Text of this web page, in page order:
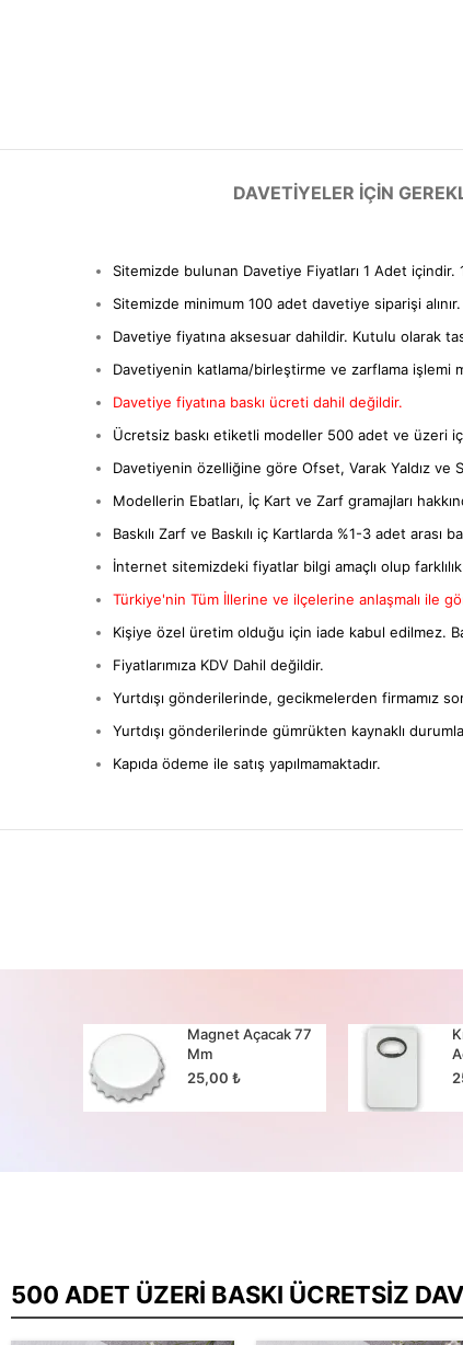
DAVETIYELER IÇIN
Sitemizde bulunan Davetiye Fiyatları 1 Adet içindir.
Sitemizde minimum 100 adet davetiye siparişi alınır.
Davetiye fiyatına aksesuar dahildir. Kutulu olarak
Davetiyenin katlama/birleştirme ve zarflama işlemi
Davetiye fiyatına baskı ücreti dahil değildir.
Ücretsiz baskı etiketli modeller 500 adet ve üzeri
Davetiyenin özelliğine göre Ofset, Varak Yaldız ve
Modellerin Ebatları, İç Kart ve Zarf gramajları
Baskılı Zarf ve Baskılı iç Kartlarda %1-3 adet arası
İnternet sitemizdeki fiyatlar bilgi amaçlı olup
Türkiye'nin Tüm İllerine ve ilçelerine anlaşmalı ile
Kişiye özel üretim olduğu için iade kabul edilmez.
Fiyatlarımıza KDV Dahil değildir.
Yurtdışı gönderilerinde, gecikmelerden firmamız
Yurtdışı gönderilerinde gümrükten kaynaklı
Kapıda ödeme ile satış yapılmamaktadır.
Magnet Açacak 77
Mm
25,00 ₺
500 ADET ÜZERI BASKI ÜCRETSIZ